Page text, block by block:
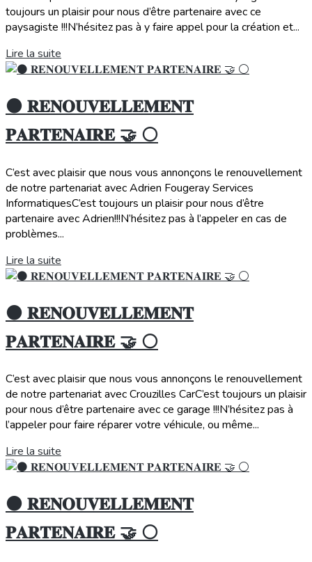
toujours un plaisir pour nous d’être partenaire avec ce
paysagiste !!!N’hésitez pas à y faire appel pour la création et...
Lire la suite
⚫️ 𝐑𝐄𝐍𝐎𝐔𝐕𝐄𝐋𝐋𝐄𝐌𝐄𝐍𝐓
𝐏𝐀𝐑𝐓𝐄𝐍𝐀𝐈𝐑𝐄 🤝 ⚪️
C’est avec plaisir que nous vous annonçons le renouvellement
de notre partenariat avec Adrien Fougeray Services
InformatiquesC’est toujours un plaisir pour nous d’être
partenaire avec Adrien!!!N’hésitez pas à l’appeler en cas de
problèmes...
Lire la suite
⚫️ 𝐑𝐄𝐍𝐎𝐔𝐕𝐄𝐋𝐋𝐄𝐌𝐄𝐍𝐓
𝐏𝐀𝐑𝐓𝐄𝐍𝐀𝐈𝐑𝐄 🤝 ⚪️
C’est avec plaisir que nous vous annonçons le renouvellement
de notre partenariat avec Crouzilles CarC’est toujours un plaisir
pour nous d’être partenaire avec ce garage !!!N’hésitez pas à
l’appeler pour faire réparer votre véhicule, ou même...
Lire la suite
⚫️ 𝐑𝐄𝐍𝐎𝐔𝐕𝐄𝐋𝐋𝐄𝐌𝐄𝐍𝐓
𝐏𝐀𝐑𝐓𝐄𝐍𝐀𝐈𝐑𝐄 🤝 ⚪️